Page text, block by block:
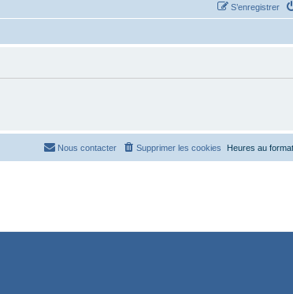
S’enregistrer
Heures au format
Supprimer les cookies
Nous contacter